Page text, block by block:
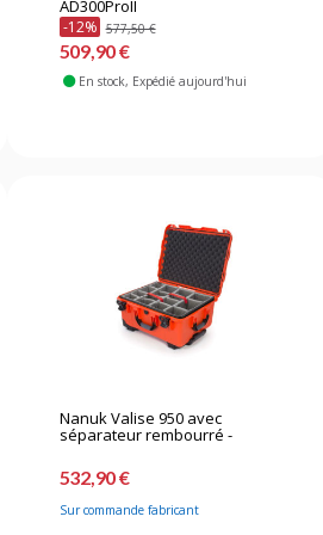
AD300ProII
-12% 577,50 €
509,90 €
En stock, Expédié aujourd'hui
Nanuk Valise 950 avec
séparateur rembourré -
Orange
532,90 €
Sur commande fabricant